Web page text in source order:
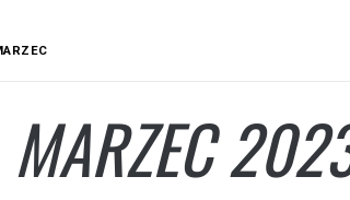
MARZEC